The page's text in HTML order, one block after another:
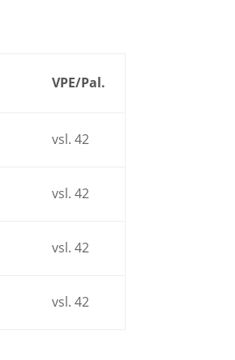
VPE/Pal.
vsl. 42
vsl. 42
vsl. 42
vsl. 42